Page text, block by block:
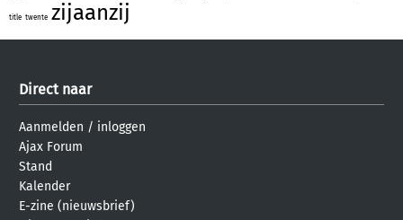
title twente zijaanzij
Direct naar
Aanmelden / inloggen
Ajax Forum
Stand
Kalender
E-zine (nieuwsbrief)